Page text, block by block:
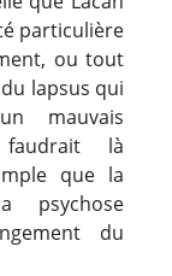
particulière
ou tout
lapsus qui
mauvais
là
que la
psychose
du